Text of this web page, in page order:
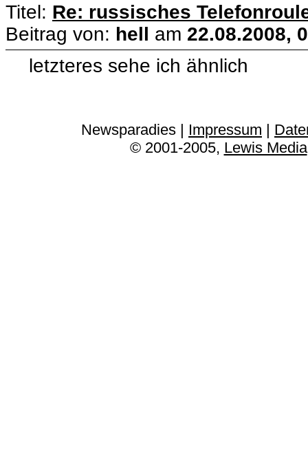
Titel: Re: russisches
Beitrag von: hell am 22.08.2008,
letzteres sehe ich ähnlich
Newsparadies | Impressum |
© 2001-2005, Lewis Media